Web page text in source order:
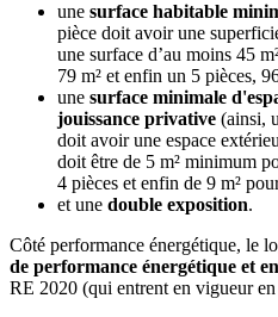
une surface habitable
pièce doit avoir une
une surface d’au moins 45
79 m² et enfin un 5 pièces,
une surface minimale
jouissance privative (ainsi,
doit avoir une espace
doit être de 5 m² minimum
4 pièces et enfin de 9 m²
et une double exposition.
Côté performance énergétique, le
de performance énergétique et
RE 2020 (qui entrent en vigueur